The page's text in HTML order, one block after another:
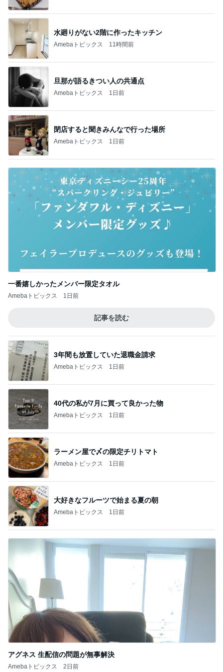
水廻りがない2階に作ったキッチン
Amebaトピックス 11時間前
旦那が語るきつい人の共通点
Amebaトピックス 1日前
閉店すると聞きみんなで行った場所
Amebaトピックス 1日前
一番嬉しかったメンバー限定タオル
Amebaトピックス 1日前
記事を読む
3年間も放置していた退職金請求
Amebaトピックス 1日前
40代の私が7月に買って良かった物
Amebaトピックス 1日前
ラーメン屋で〆の限定チリトマト
Amebaトピックス 1日前
大好きなフルーツで始まる夏の朝
Amebaトピックス 1日前
アグネス 生配信の問題が無事解決
Amebaトピックス 2日前